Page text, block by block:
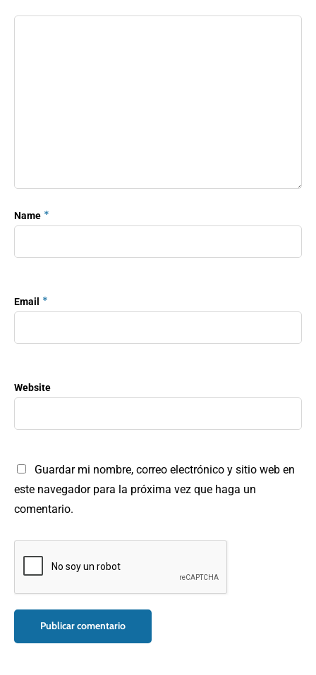
Name *
Email *
Website
Guardar mi nombre, correo electrónico y sitio web en
este navegador para la próxima vez que haga un
comentario.